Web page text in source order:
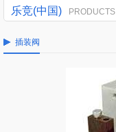
乐竞(中国) PRODUCTS
插装阀